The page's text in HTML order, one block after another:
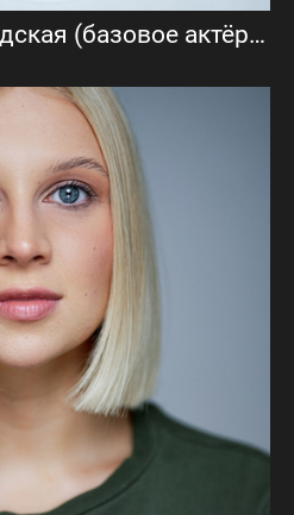
Екатерина Симаходская (базовое актёрское портфолио)